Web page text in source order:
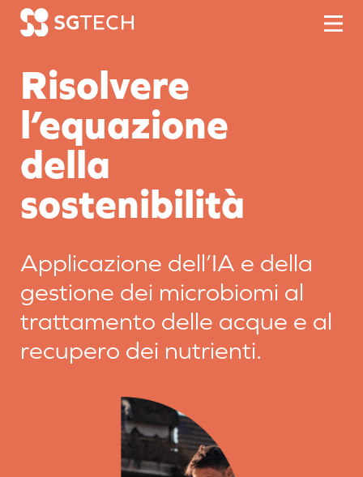
Skip to content
Risolvere
l’equazione
della
sostenibilità
Applicazione dell’IA e della
gestione dei microbiomi al
trattamento delle acque e al
recupero dei nutrienti.